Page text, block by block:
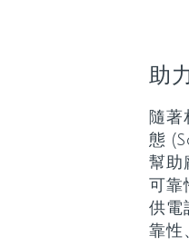
助
隨著
態
幫助
可
供電
靠性